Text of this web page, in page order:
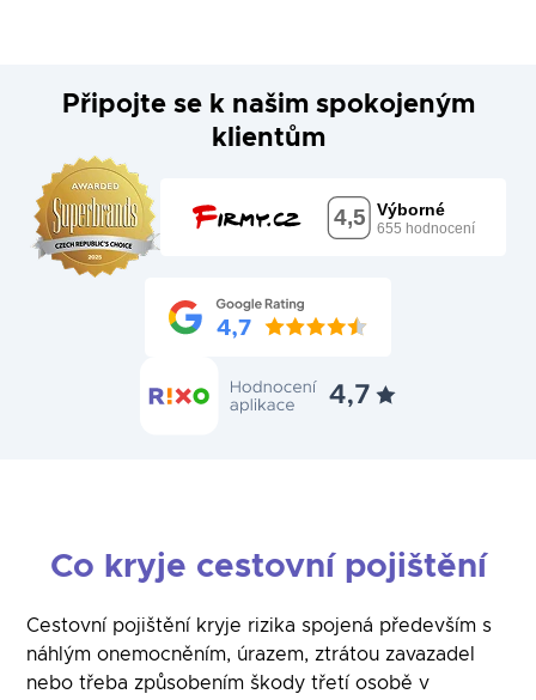
Připojte se k našim spokojeným
klientům
Co kryje cestovní pojištění
Cestovní pojištění kryje rizika spojená především s
náhlým onemocněním, úrazem, ztrátou zavazadel
nebo třeba způsobením škody třetí osobě v